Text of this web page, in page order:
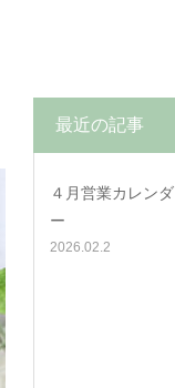
最近の記事
４月営業カレンダ
ー
2026.02.2